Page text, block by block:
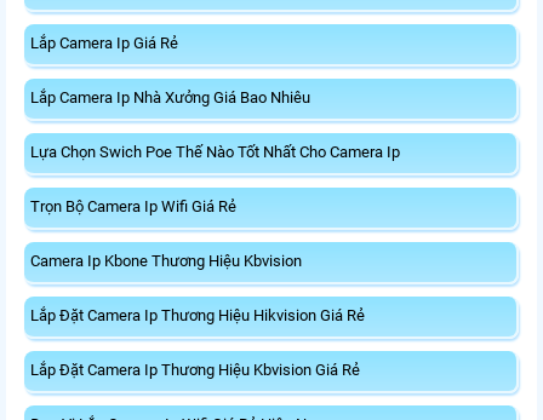
Lắp Camera Ip Giá Rẻ
Lắp Camera Ip Nhà Xưởng Giá Bao Nhiêu
Lựa Chọn Swich Poe Thế Nào Tốt Nhất Cho Camera Ip
Trọn Bộ Camera Ip Wifi Giá Rẻ
Camera Ip Kbone Thương Hiệu Kbvision
Lắp Đặt Camera Ip Thương Hiệu Hikvision Giá Rẻ
Lắp Đặt Camera Ip Thương Hiệu Kbvision Giá Rẻ